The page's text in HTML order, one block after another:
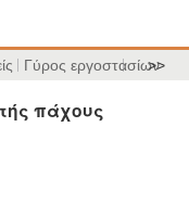
Γύρος εργοστασίων
>>
πάχους